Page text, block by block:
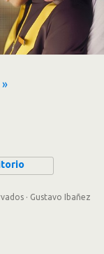
· Gustavo Ibañez